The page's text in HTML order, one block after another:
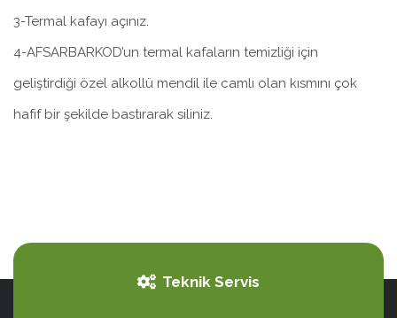
3-Termal kafayı açınız.
4-AFSARBARKOD’un termal kafaların temizliği için
geliştirdiği özel alkollü mendil ile camlı olan kısmını çok
hafif bir şekilde bastırarak siliniz.
Teknik Servis